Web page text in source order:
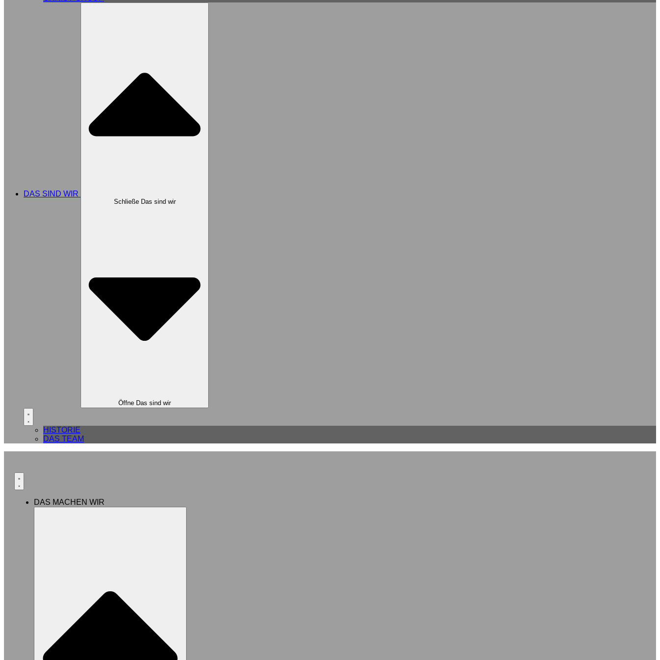
DAS SIND WIR
Schließe Das sind wir
Öffne Das sind wir
HISTORIE
DAS TEAM
DAS MACHEN WIR